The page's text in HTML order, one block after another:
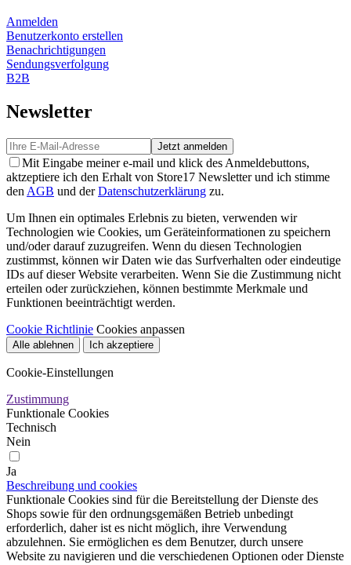
Anmelden
Benutzerkonto erstellen
Benachrichtigungen
Sendungsverfolgung
B2B
Newsletter
Jetzt anmelden
Mit Eingabe meiner e-mail und klick des Anmeldebuttons,
aktzeptiere ich den Erhalt von Store17 Newsletter und ich stimme
den AGB und derDatenschutzerklärung zu.
Um Ihnen ein optimales Erlebnis zu bieten, verwenden wir
Technologien wie Cookies, um Geräteinformationen zu speichern
und/oder darauf zuzugreifen. Wenn du diesen Technologien
zustimmst, können wir Daten wie das Surfverhalten oder eindeutige
IDs auf dieser Website verarbeiten. Wenn Sie die Zustimmung nicht
erteilen oder zurückziehen, können bestimmte Merkmale und
Funktionen beeinträchtigt werden.
Cookie Richtlinie Cookies anpassen
Alle ablehnen Ich akzeptiere
Cookie-Einstellungen
Zustimmung
Funktionale Cookies
Technisch
Nein
Ja
Beschreibung und cookies
Funktionale Cookies sind für die Bereitstellung der Dienste des
Shops sowie für den ordnungsgemäßen Betrieb unbedingt
erforderlich, daher ist es nicht möglich, ihre Verwendung
abzulehnen. Sie ermöglichen es dem Benutzer, durch unsere
Website zu navigieren und die verschiedenen Optionen oder Dienste